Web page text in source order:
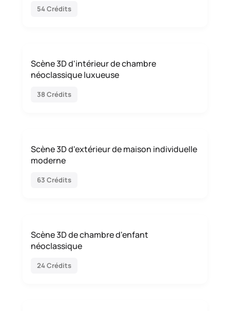
54 Crédits
Scène 3D d'intérieur de chambre
néoclassique luxueuse
38 Crédits
Scène 3D d'extérieur de maison individuelle
moderne
63 Crédits
Scène 3D de chambre d'enfant
néoclassique
24 Crédits